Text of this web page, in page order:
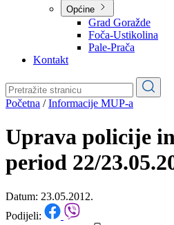
Turizam
Obrazovanje
Općine
Pale-Prača
Kontakt
Početna/Informacije MUP-a
Uprava policije
period 22/